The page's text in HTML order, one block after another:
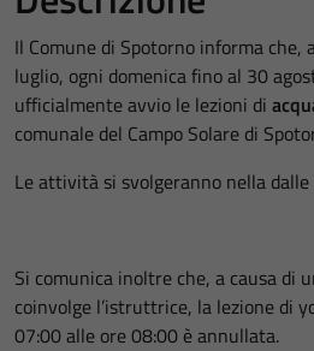
Il Comune di Spotorno informa che,
luglio, ogni domenica fino al 30
ufficialmente avvio le lezioni di
comunale del Campo Solare di
Le attività si svolgeranno nella
Si comunica inoltre che, a causa di
coinvolge l’istruttrice, la lezione di
07:00 alle ore 08:00 è annullata.